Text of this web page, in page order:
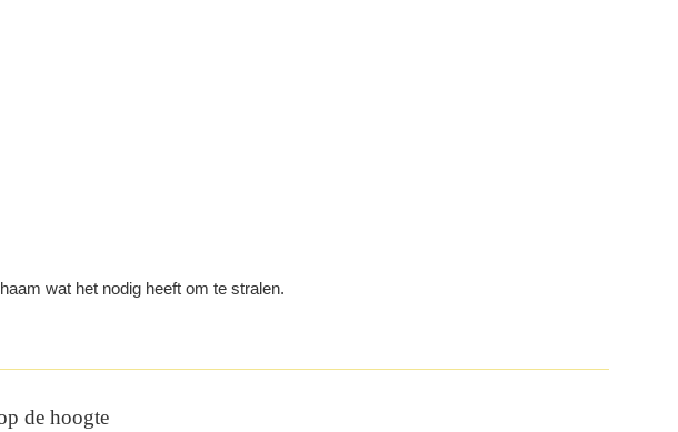
wat het nodig heeft om te stralen.
de hoogte